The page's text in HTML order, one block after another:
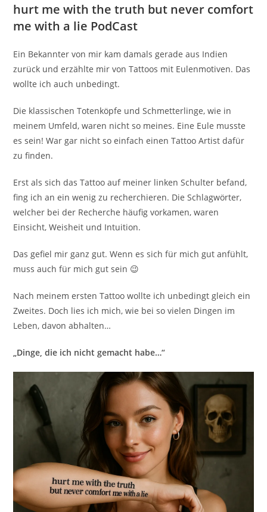
hurt me with the truth but never comfort
me with a lie PodCast
Ein Bekannter von mir kam damals gerade aus Indien
zurück und erzählte mir von Tattoos mit Eulenmotiven. Das
wollte ich auch unbedingt.
Die klassischen Totenköpfe und Schmetterlinge, wie in
meinem Umfeld, waren nicht so meines. Eine Eule musste
es sein! War gar nicht so einfach einen Tattoo Artist dafür
zu finden.
Erst als sich das Tattoo auf meiner linken Schulter befand,
fing ich an ein wenig zu recherchieren. Die Schlagwörter,
welcher bei der Recherche häufig vorkamen, waren
Einsicht, Weisheit und Intuition.
Das gefiel mir ganz gut. Wenn es sich für mich gut anfühlt,
muss auch für mich gut sein 😉
Nach meinem ersten Tattoo wollte ich unbedingt gleich ein
Zweites. Doch lies ich mich, wie bei so vielen Dingen im
Leben, davon abhalten…
„Dinge, die ich nicht gemacht habe…“